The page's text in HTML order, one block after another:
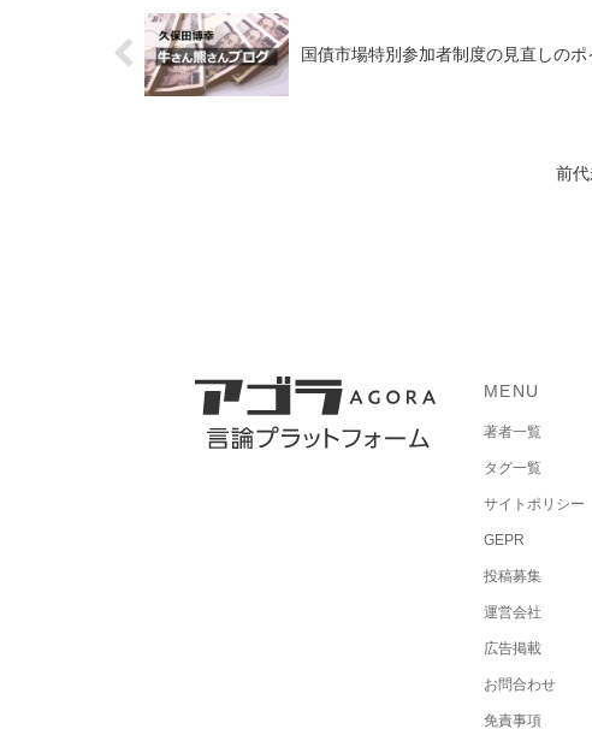
国債市場特別参加者制度の見直しのポ
前
MENU
著者一覧
タグ一覧
サイトポリシー
GEPR
投稿募集
運営会社
広告掲載
お問合わせ
免責事項